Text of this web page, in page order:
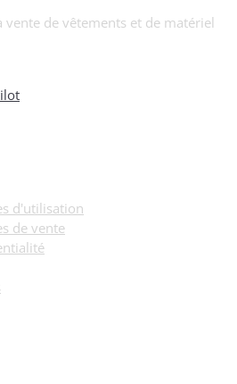
vente de vêtements et de matériel
d'utilisation
de vente